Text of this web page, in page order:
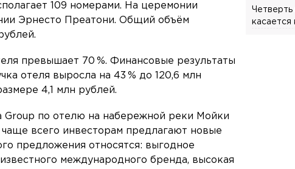
109 номерами. На церемонии
Эрнесто Преатони. Общий объём
превышает 70 %. Финансовые результаты
отеля выросла на 43 % до 120,6 млн
4,1 млн рублей.
по отелю на набережной реки Мойки
всего инвесторам предлагают новые
предложения относятся: выгодное
международного бренда, высокая
касается